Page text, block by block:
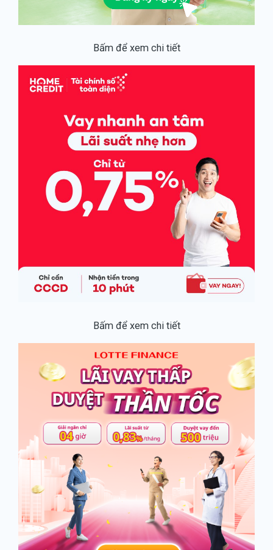
Bấm để xem chi tiết
Bấm để xem chi tiết